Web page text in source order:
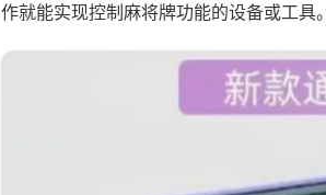
作就能实现控制麻将牌功能的设备或工具。